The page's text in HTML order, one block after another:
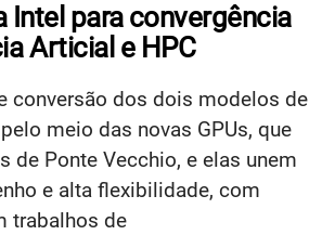
Intel para convergência
Articial e HPC
conversão dos dois modelos de
meio das novas GPUs, que
de Ponte Vecchio, e elas unem
e alta flexibilidade, com
trabalhos de